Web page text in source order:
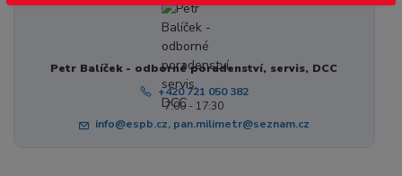
Petr Balíček - odborné poradenství, servis, DCC
+420 721 050 382
7:00 - 17:30
info@espb.cz, pan.milimetr@seznam.cz